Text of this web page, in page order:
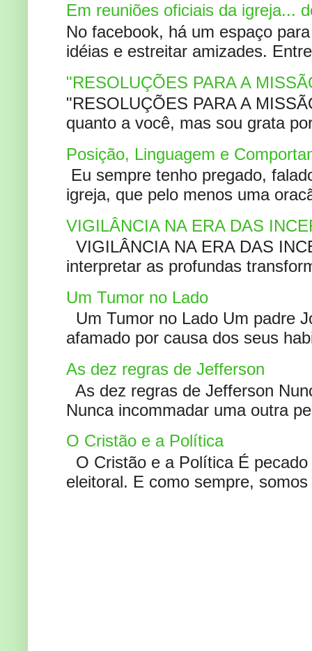
Em reuniões oficiais da igreja...
No facebook, há um espaço
idéias e estreitar amizades.
"RESOLUÇÕES PARA A
"RESOLUÇÕES PARA A
quanto a você, mas sou grata
Posição, Linguagem e
Eu sempre tenho pregado,
igreja, que pelo menos uma
VIGILÂNCIA NA ERA DAS
VIGILÂNCIA NA ERA DAS
interpretar as profundas
Um Tumor no Lado
Um Tumor no Lado Um padre
afamado por causa dos seus
As dez regras de Jefferson
As dez regras de Jefferson
Nunca incommadar uma outra
O Cristão e a Política
O Cristão e a Política É
eleitoral. E como sempre,